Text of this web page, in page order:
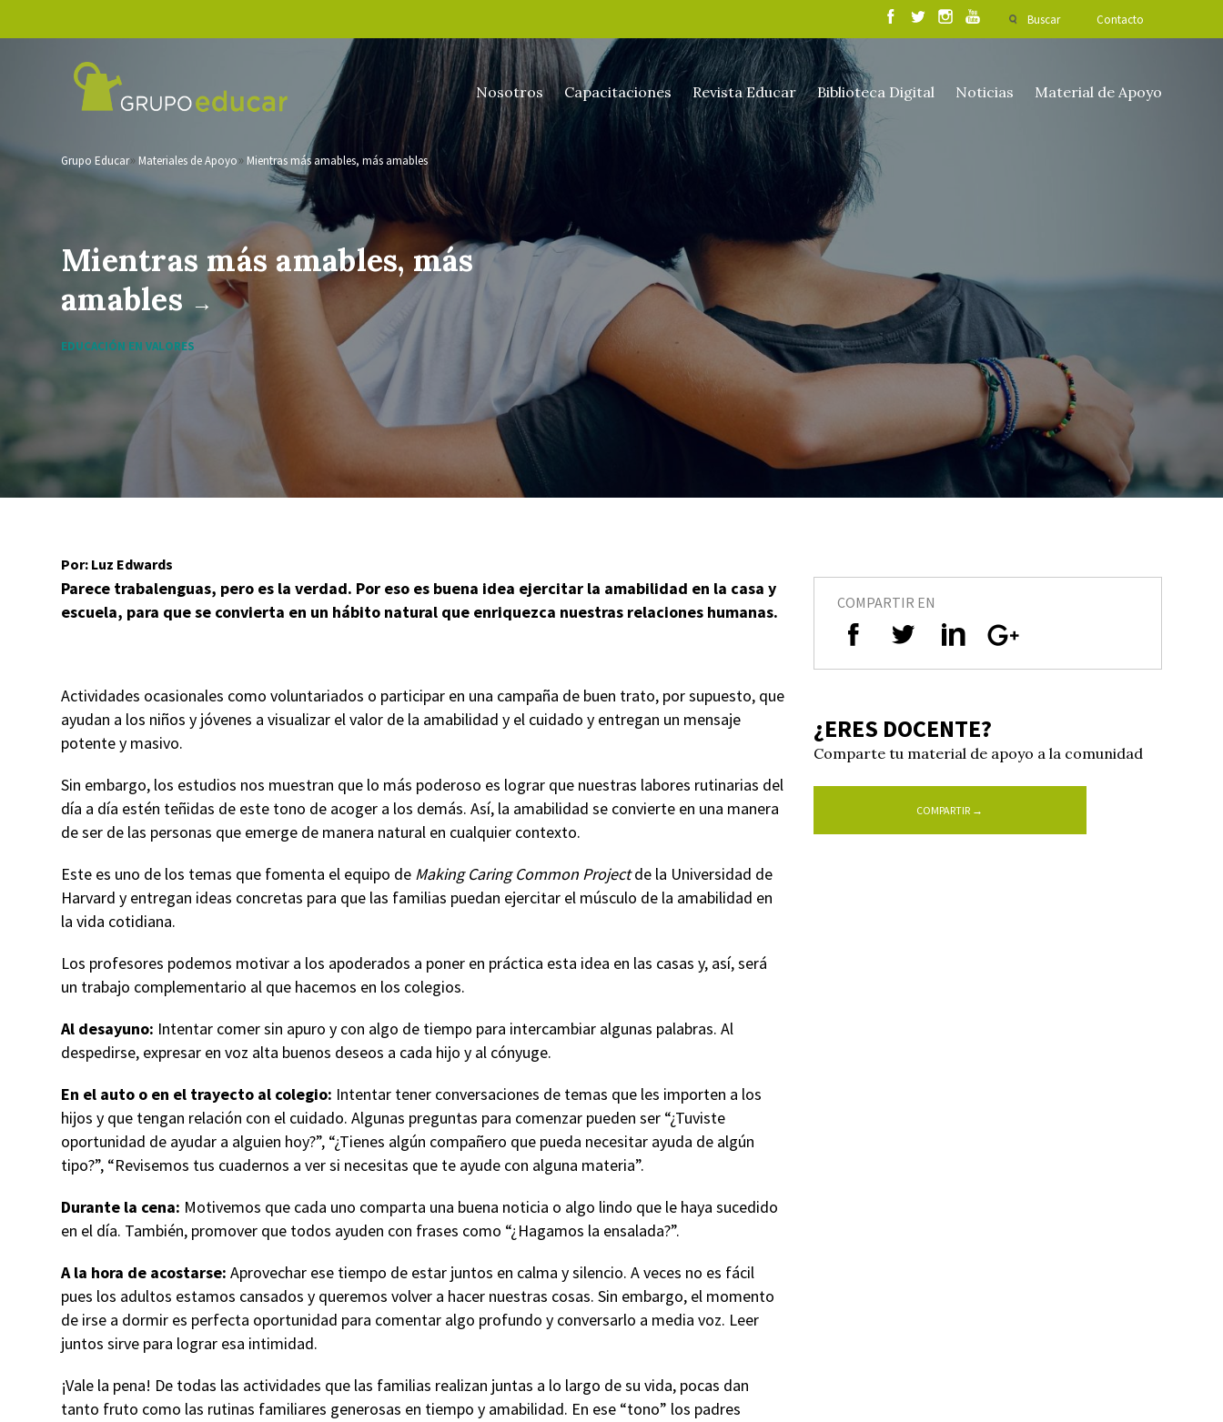
Buscar Contacto
Nosotros Capacitaciones Revista Educar Biblioteca Digital Noticias Material de Apoyo
Grupo Educar Materiales de Apoyo Mientras más amables, más amables
Mientras más amables, más
amables →
EDUCACIÓN EN VALORES
Por: Luz Edwards
Parece trabalenguas, pero es la verdad. Por eso es buena idea ejercitar la amabilidad en la casa y
escuela, para que se convierta en un hábito natural que enriquezca nuestras relaciones humanas.
Actividades ocasionales como voluntariados o participar en una campaña de buen trato, por supuesto, que
ayudan a los niños y jóvenes a visualizar el valor de la amabilidad y el cuidado y entregan un mensaje
potente y masivo.
Sin embargo, los estudios nos muestran que lo más poderoso es lograr que nuestras labores rutinarias del
día a día estén teñidas de este tono de acoger a los demás. Así, la amabilidad se convierte en una manera
de ser de las personas que emerge de manera natural en cualquier contexto.
Este es uno de los temas que fomenta el equipo de Making Caring Common Projectde la Universidad de
Harvard y entregan ideas concretas para que las familias puedan ejercitar el músculo de la amabilidad en
la vida cotidiana.
Los profesores podemos motivar a los apoderados a poner en práctica esta idea en las casas y, así, será
un trabajo complementario al que hacemos en los colegios.
Al desayuno: Intentar comer sin apuro y con algo de tiempo para intercambiar algunas palabras. Al
despedirse, expresar en voz alta buenos deseos a cada hijo y al cónyuge.
En el auto o en el trayecto al colegio: Intentar tener conversaciones de temas que les importen a los
hijos y que tengan relación con el cuidado. Algunas preguntas para comenzar pueden ser “¿Tuviste
oportunidad de ayudar a alguien hoy?”, “¿Tienes algún compañero que pueda necesitar ayuda de algún
tipo?”, “Revisemos tus cuadernos a ver si necesitas que te ayude con alguna materia”.
Durante la cena: Motivemos que cada uno comparta una buena noticia o algo lindo que le haya sucedido
en el día. También, promover que todos ayuden con frases como “¿Hagamos la ensalada?”.
A la hora de acostarse: Aprovechar ese tiempo de estar juntos en calma y silencio. A veces no es fácil
pues los adultos estamos cansados y queremos volver a hacer nuestras cosas. Sin embargo, el momento
de irse a dormir es perfecta oportunidad para comentar algo profundo y conversarlo a media voz. Leer
juntos sirve para lograr esa intimidad.
¡Vale la pena! De todas las actividades que las familias realizan juntas a lo largo de su vida, pocas dan
tanto fruto como las rutinas familiares generosas en tiempo y amabilidad. En ese “tono” los padres
COMPARTIR EN
¿ERES DOCENTE?
Comparte tu material de apoyo a la comunidad
COMPARTIR →